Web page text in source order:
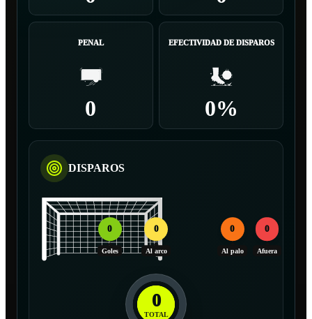
PENAL
0
EFECTIVIDAD DE DISPAROS
0%
DISPAROS
0
Goles
0
Al arco
0
Al palo
0
Afuera
0
TOTAL